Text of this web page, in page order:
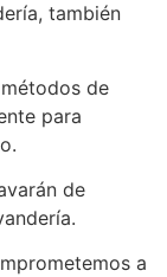
también
de
para
de
a